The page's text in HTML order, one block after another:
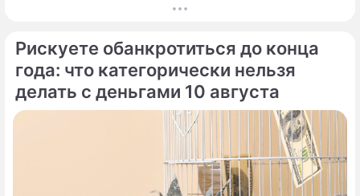
Роскошная жизнь в Центральной Америке и
Панамский залив едва не закончились
трагедией для экс-возлюбленного актрисы
Равшаны Курковой.
Рискуете обанкротиться до конца
года: что категорически нельзя
делать с деньгами 10 августа